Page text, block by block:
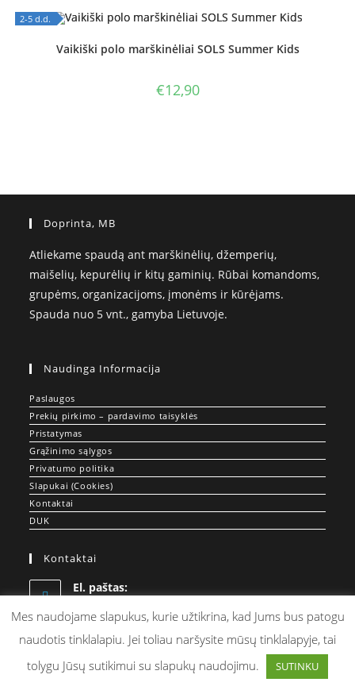
2-5 d.d.
Vaikiški polo marškinėliai SOLS Summer Kids
€12,90
Doprinta, MB
Atliekame spaudą ant marškinėlių, džemperių,
maišelių, kepurėlių ir kitų gaminių. Rūbai komandoms,
grupėms, organizacijoms, įmonėms ir kūrėjams.
Spauda nuo 5 vnt., gamyba Lietuvoje.
Naudinga Informacija
Paslaugos
Prekių pirkimo – pardavimo taisyklės
Pristatymas
Grąžinimo sąlygos
Privatumo politika
Slapukai (Cookies)
Kontaktai
DUK
Kontaktai
El. paštas:
Opens
in
application
© DOPRINT.LT - Spauda ant Drabužių ir Merch Gamyba
Mes naudojame slapukus, kurie užtikrina, kad Jums bus patogu
naudotis tinklalapiu. Jei toliau naršysite mūsų tinklalapyje, tai
tolygu Jūsų sutikimui su slapukų naudojimu.
SUTINKU